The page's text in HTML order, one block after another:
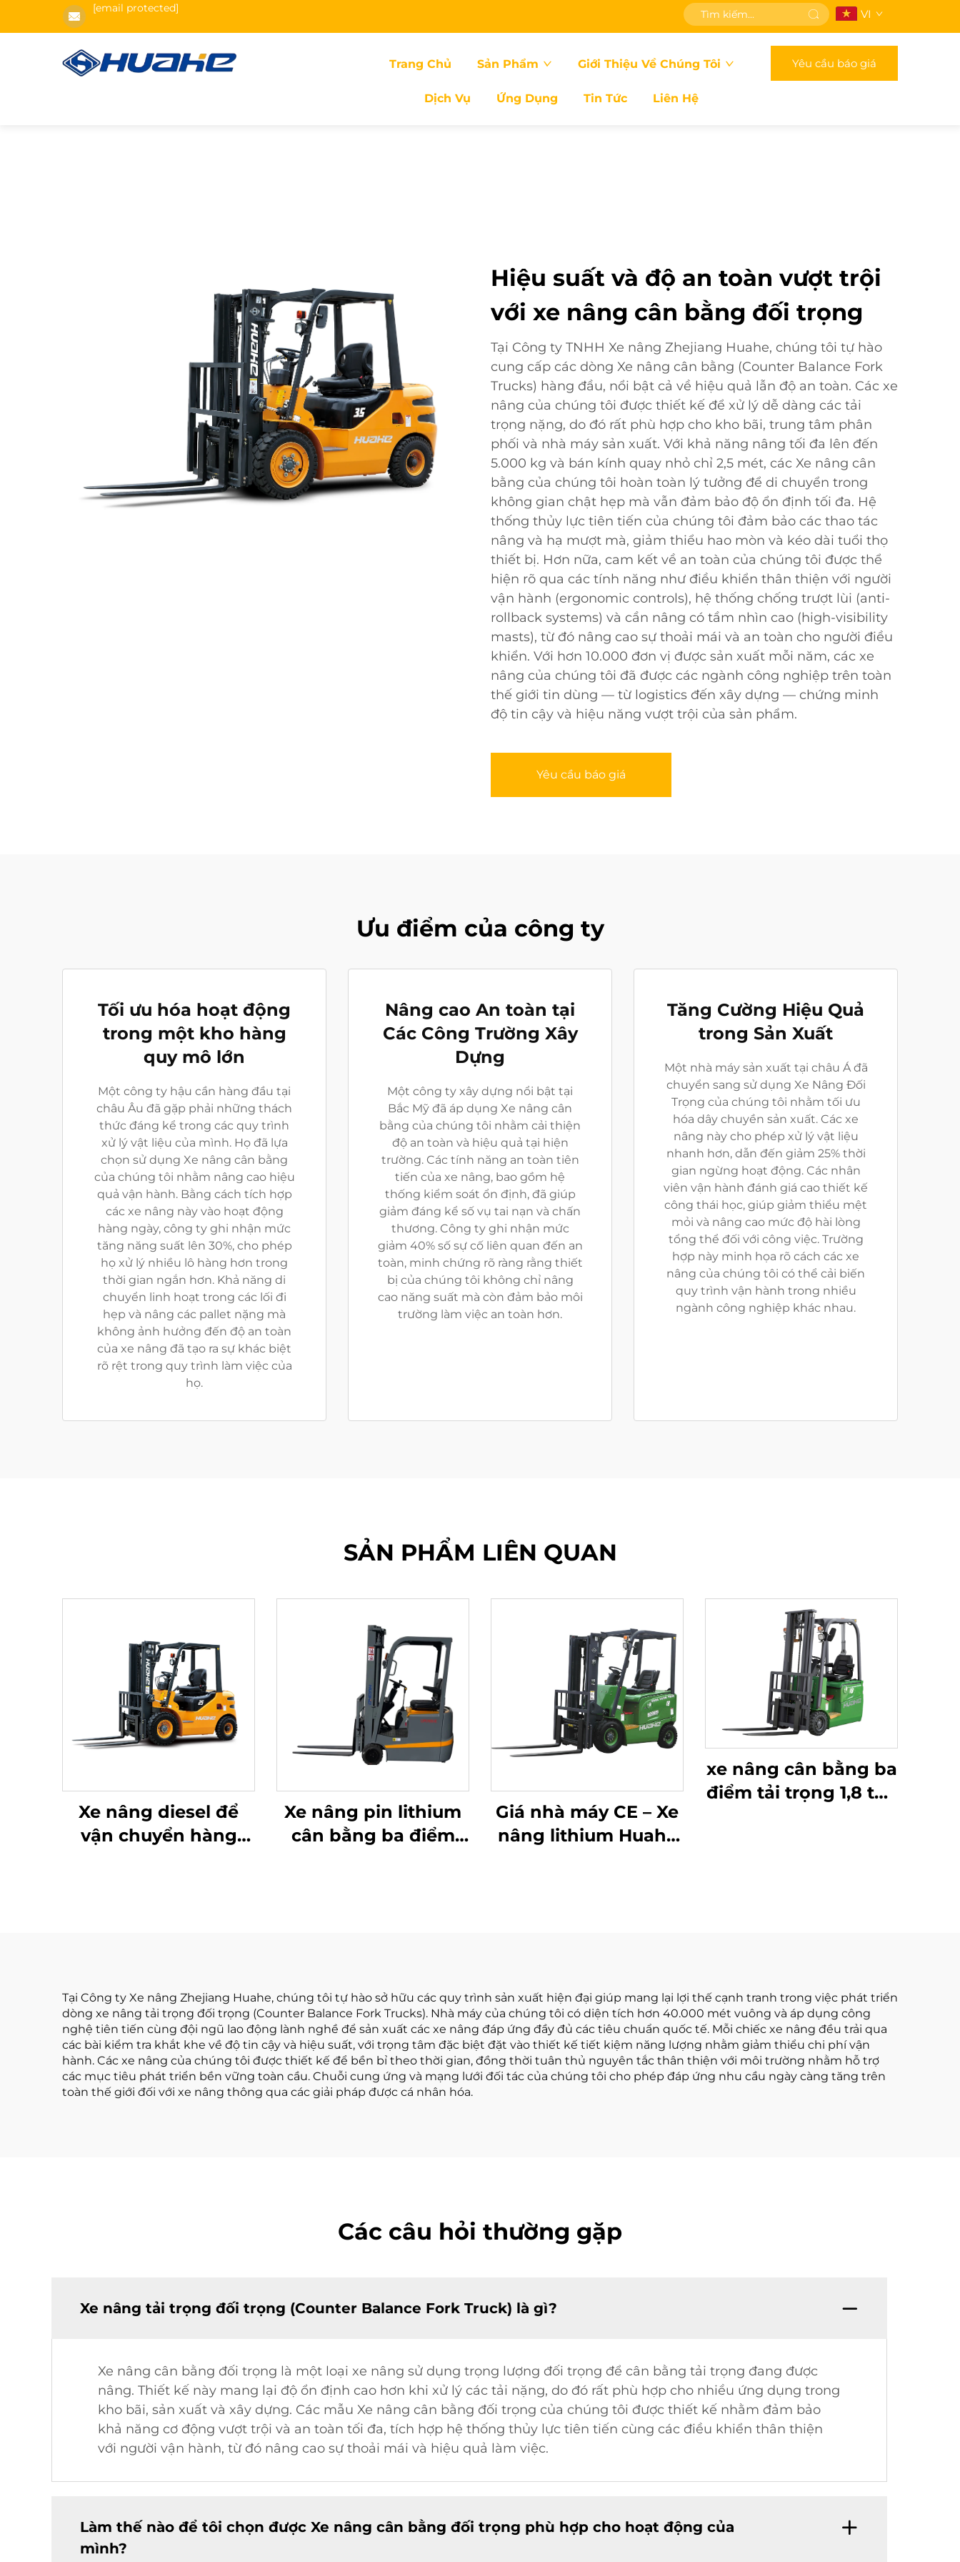
[email protected] VI
Trang Chủ Sản Phẩm Giới Thiệu Về Chúng Tôi
Dịch Vụ Ứng Dụng Tin Tức Liên Hệ
Yêu cầu báo giá
Hiệu suất và độ an toàn vượt trội
với xe nâng cân bằng đối trọng
Tại Công ty TNHH Xe nâng Zhejiang Huahe, chúng tôi tự hào
cung cấp các dòng Xe nâng cân bằng (Counter Balance Fork
Trucks) hàng đầu, nổi bật cả về hiệu quả lẫn độ an toàn. Các xe
nâng của chúng tôi được thiết kế để xử lý dễ dàng các tải
trọng nặng, do đó rất phù hợp cho kho bãi, trung tâm phân
phối và nhà máy sản xuất. Với khả năng nâng tối đa lên đến
5.000 kg và bán kính quay nhỏ chỉ 2,5 mét, các Xe nâng cân
bằng của chúng tôi hoàn toàn lý tưởng để di chuyển trong
không gian chật hẹp mà vẫn đảm bảo độ ổn định tối đa. Hệ
thống thủy lực tiên tiến của chúng tôi đảm bảo các thao tác
nâng và hạ mượt mà, giảm thiểu hao mòn và kéo dài tuổi thọ
thiết bị. Hơn nữa, cam kết về an toàn của chúng tôi được thể
hiện rõ qua các tính năng như điều khiển thân thiện với người
vận hành (ergonomic controls), hệ thống chống trượt lùi (anti-
rollback systems) và cần nâng có tầm nhìn cao (high-visibility
masts), từ đó nâng cao sự thoải mái và an toàn cho người điều
khiển. Với hơn 10.000 đơn vị được sản xuất mỗi năm, các xe
nâng của chúng tôi đã được các ngành công nghiệp trên toàn
thế giới tin dùng — từ logistics đến xây dựng — chứng minh
độ tin cậy và hiệu năng vượt trội của sản phẩm.
Yêu cầu báo giá
Ưu điểm của công ty
Tối ưu hóa hoạt động
trong một kho hàng
quy mô lớn
Một công ty hậu cần hàng đầu tại
châu Âu đã gặp phải những thách
thức đáng kể trong các quy trình
xử lý vật liệu của mình. Họ đã lựa
chọn sử dụng Xe nâng cân bằng
của chúng tôi nhằm nâng cao hiệu
quả vận hành. Bằng cách tích hợp
các xe nâng này vào hoạt động
hàng ngày, công ty ghi nhận mức
tăng năng suất lên 30%, cho phép
họ xử lý nhiều lô hàng hơn trong
thời gian ngắn hơn. Khả năng di
chuyển linh hoạt trong các lối đi
hẹp và nâng các pallet nặng mà
không ảnh hưởng đến độ an toàn
của xe nâng đã tạo ra sự khác biệt
rõ rệt trong quy trình làm việc của
họ.
Nâng cao An toàn tại
Các Công Trường Xây
Dựng
Một công ty xây dựng nổi bật tại
Bắc Mỹ đã áp dụng Xe nâng cân
bằng của chúng tôi nhằm cải thiện
độ an toàn và hiệu quả tại hiện
trường. Các tính năng an toàn tiên
tiến của xe nâng, bao gồm hệ
thống kiểm soát ổn định, đã giúp
giảm đáng kể số vụ tai nạn và chấn
thương. Công ty ghi nhận mức
giảm 40% số sự cố liên quan đến an
toàn, minh chứng rõ ràng rằng thiết
bị của chúng tôi không chỉ nâng
cao năng suất mà còn đảm bảo môi
trường làm việc an toàn hơn.
Tăng Cường Hiệu Quả
trong Sản Xuất
Một nhà máy sản xuất tại châu Á đã
chuyển sang sử dụng Xe Nâng Đối
Trọng của chúng tôi nhằm tối ưu
hóa dây chuyền sản xuất. Các xe
nâng này cho phép xử lý vật liệu
nhanh hơn, dẫn đến giảm 25% thời
gian ngừng hoạt động. Các nhân
viên vận hành đánh giá cao thiết kế
công thái học, giúp giảm thiểu mệt
mỏi và nâng cao mức độ hài lòng
tổng thể đối với công việc. Trường
hợp này minh họa rõ cách các xe
nâng của chúng tôi có thể cải biến
quy trình vận hành trong nhiều
ngành công nghiệp khác nhau.
SẢN PHẨM LIÊN QUAN
Xe nâng diesel để
vận chuyển hàng
Xe nâng pin lithium
cân bằng ba điểm
Giá nhà máy CE – Xe
nâng lithium Huahe
xe nâng cân bằng ba
điểm tải trọng 1,8 tấn
Tại Công ty Xe nâng Zhejiang Huahe, chúng tôi tự hào sở hữu các quy trình sản xuất hiện đại giúp mang lại lợi thế cạnh tranh trong việc phát triển
dòng xe nâng tải trọng đối trọng (Counter Balance Fork Trucks). Nhà máy của chúng tôi có diện tích hơn 40.000 mét vuông và áp dụng công
nghệ tiên tiến cùng đội ngũ lao động lành nghề để sản xuất các xe nâng đáp ứng đầy đủ các tiêu chuẩn quốc tế. Mỗi chiếc xe nâng đều trải qua
các bài kiểm tra khắt khe về độ tin cậy và hiệu suất, với trọng tâm đặc biệt đặt vào thiết kế tiết kiệm năng lượng nhằm giảm thiểu chi phí vận
hành. Các xe nâng của chúng tôi được thiết kế để bền bỉ theo thời gian, đồng thời tuân thủ nguyên tắc thân thiện với môi trường nhằm hỗ trợ
các mục tiêu phát triển bền vững toàn cầu. Chuỗi cung ứng và mạng lưới đối tác của chúng tôi cho phép đáp ứng nhu cầu ngày càng tăng trên
toàn thế giới đối với xe nâng thông qua các giải pháp được cá nhân hóa.
Các câu hỏi thường gặp
Xe nâng tải trọng đối trọng (Counter Balance Fork Truck) là gì?
Xe nâng cân bằng đối trọng là một loại xe nâng sử dụng trọng lượng đối trọng để cân bằng tải trọng đang được
nâng. Thiết kế này mang lại độ ổn định cao hơn khi xử lý các tải nặng, do đó rất phù hợp cho nhiều ứng dụng trong
kho bãi, sản xuất và xây dựng. Các mẫu Xe nâng cân bằng đối trọng của chúng tôi được thiết kế nhằm đảm bảo
khả năng cơ động vượt trội và an toàn tối đa, tích hợp hệ thống thủy lực tiên tiến cùng các điều khiển thân thiện
với người vận hành, từ đó nâng cao sự thoải mái và hiệu quả làm việc.
Làm thế nào để tôi chọn được Xe nâng cân bằng đối trọng phù hợp cho hoạt động của
mình?